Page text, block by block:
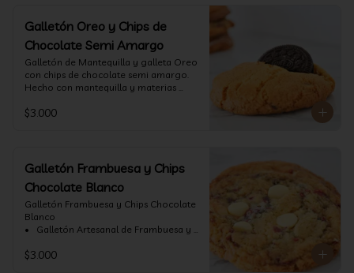
Galletón Oreo y Chips de
Chocolate Semi Amargo
⁠Galletón de Mantequilla y galleta Oreo
con chips de chocolate semi amargo.
Hecho con mantequilla y materias
$3.000
Galletón Frambuesa y Chips
Chocolate Blanco
Galletón Frambuesa y Chips Chocolate
Blanco
•⁠  ⁠ Galletón Artesanal de Frambuesa y
con mantequilla y materias primas de
$3.000